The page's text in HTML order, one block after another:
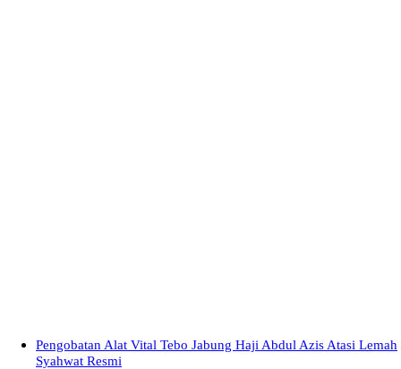
Pengobatan Alat Vital Tebo Jabung Haji Abdul Azis Atasi Lemah
Syahwat Resmi